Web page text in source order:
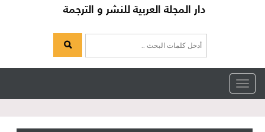
دار المجلة العربية للنشر و الترجمة
Toggle
navigation